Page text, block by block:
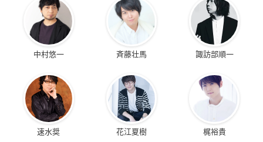
中村悠一 斉藤壮馬 諏訪部順一
速水奨 花江夏樹 梶裕貴